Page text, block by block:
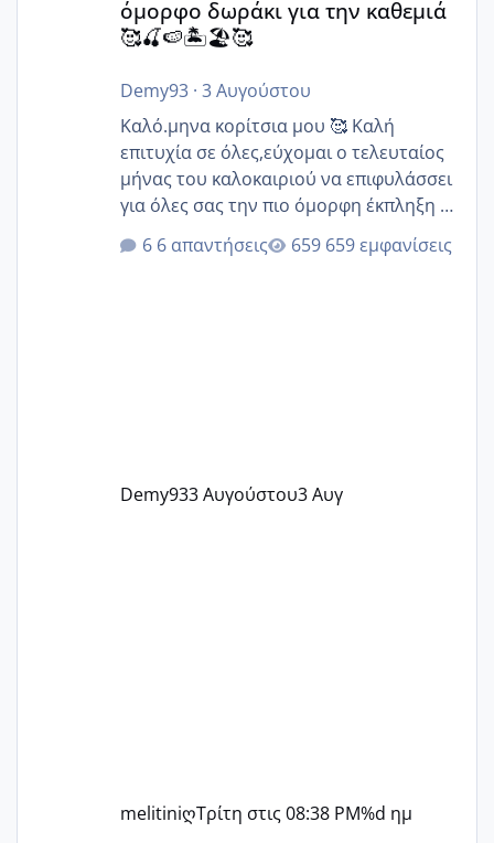
όμορφο δωράκι για την καθεμιά
🥰🍒🍉🏝️🏖️🥰
Demy93· 3 Αυγούστου
Καλό.μηνα κορίτσια μου 🥰 Καλή
επιτυχία σε όλες,εύχομαι ο τελευταίος
μήνας του καλοκαιριού να επιφυλάσσει
για όλες σας την πιο όμορφη έκπληξη 🧿
@Elk @Melikara86 @Παρασκευαιδου
@Zenia z @melitiniღ @Christi.D.
6 απαντήσεις 659 εμφανίσεις
Demy933 Αυγούστου3 Αυγ
melitiniღΤρίτη στις 08:38 PM%d ημ